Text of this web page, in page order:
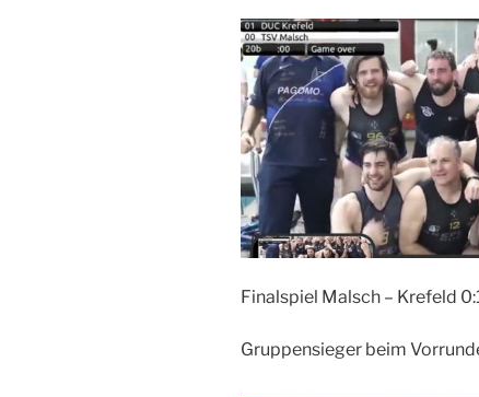
Finalspiel Malsch – Krefeld
Gruppensieger beim